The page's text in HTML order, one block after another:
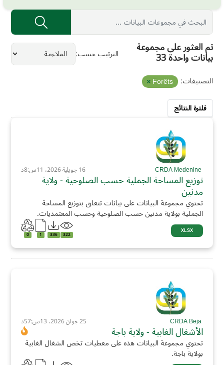
الترتيب حسب تم العثور على مجموعة
بيانات واحدة 33
التصنيفات: Forêts
فلترة النتائج
16 جويلية 2026، 11س:8د
توزيع المساحة الجملية حسب الصلوحية - ولاية
مدنين
تحتوي مجموعة البيانات على بيانات تتعلق بتوزيع المساحة
الجملية بولاية مدنين حسب الصلوحية وحسب المعتمديات.
XLSX
322
336
1
0
CRDA Beja 25 جوان 2026، 13س:57د
الأشغال الغابية - ولاية باجة
تحتوي مجموعة البيانات هذه على معطيات تخص الشغال الغابية
بولاية باجة.